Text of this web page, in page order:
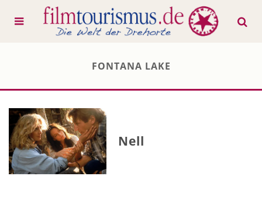
FONTANA LAKE
Nell